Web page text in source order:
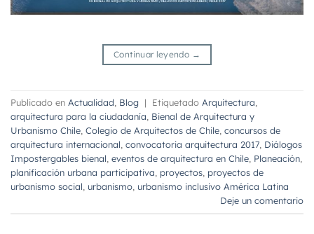
Continuar leyendo →
Publicado en Actualidad Blog | Etiquetado Arquitectura
arquitectura para la ciudadanía Bienal de Arquitectura y
Urbanismo Chile Colegio de Arquitectos de Chile concursos de
arquitectura internacional convocatoria arquitectura 2017 Diálogos
Impostergables bienal eventos de arquitectura en Chile Planeación
planificación urbana participativa proyectos proyectos de
urbanismo social urbanismo urbanismo inclusivo América Latina
Deje un comentario